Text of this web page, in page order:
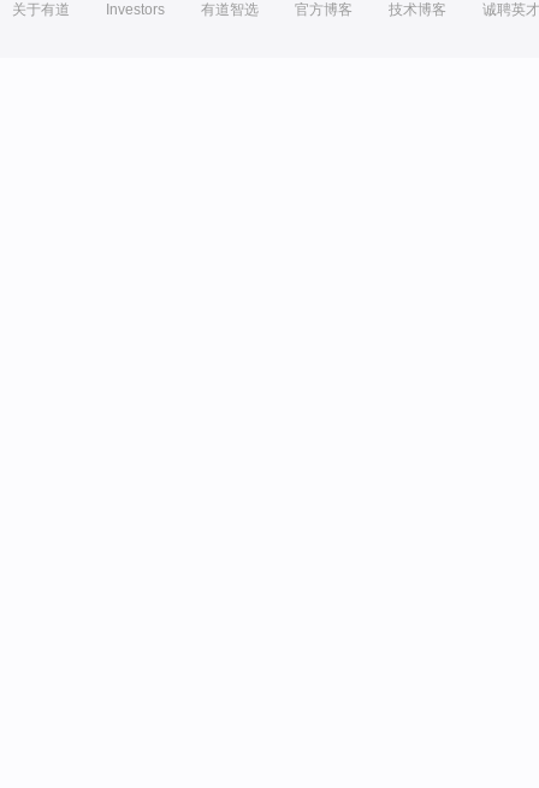
关于有道 Investors 有道智选 官方博客 技术博客 诚聘英才